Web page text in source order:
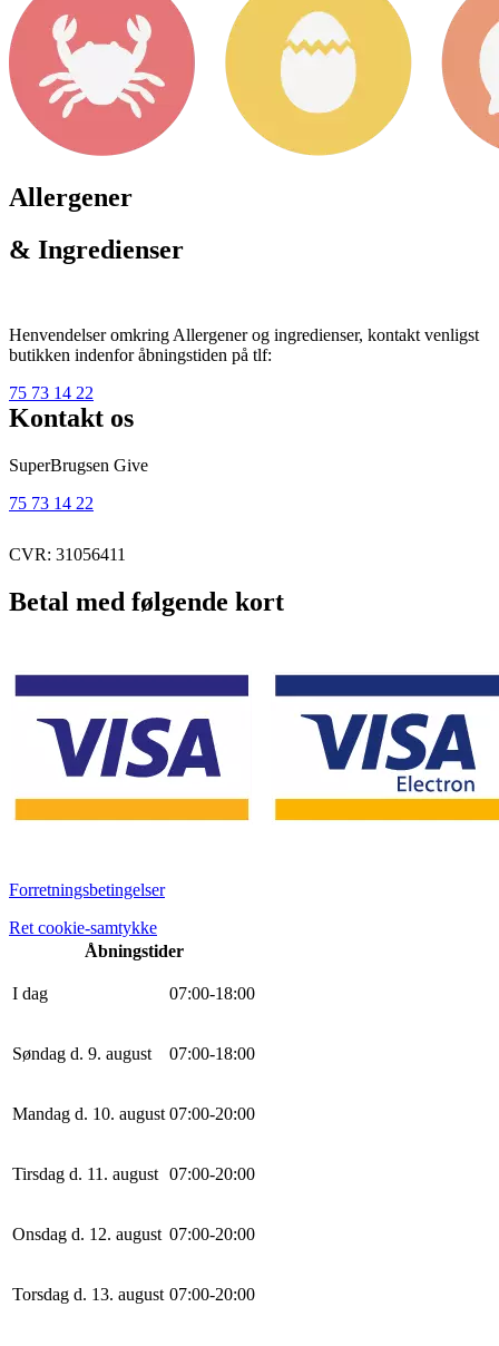
Allergener
& Ingredienser
Henvendelser omkring Allergener og ingredienser, kontakt venligst
butikken indenfor åbningstiden på tlf:
75 73 14 22
Kontakt os
SuperBrugsen Give
75 73 14 22
CVR: 31056411
Betal med følgende kort
Forretningsbetingelser
Ret cookie-samtykke
Åbningstider
I dag 07:00-18:00
Søndag d. 9. august 07:00-18:00
Mandag d. 10. august 07:00-20:00
Tirsdag d. 11. august 07:00-20:00
Onsdag d. 12. august 07:00-20:00
Torsdag d. 13. august 07:00-20:00